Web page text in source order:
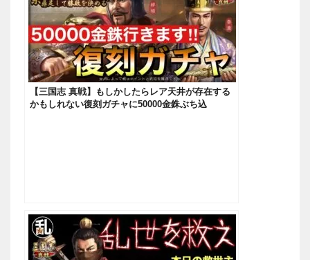
【三国志 真戦】もしかしたらレア天井が存在する
かもしれない復刻ガチャに50000金銖ぶち込